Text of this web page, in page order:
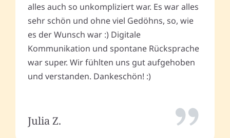
alles auch so unkompliziert war. Es war alles
sehr schön und ohne viel Gedöhns, so, wie
es der Wunsch war :) Digitale
Kommunikation und spontane Rücksprache
war super. Wir fühlten uns gut aufgehoben
und verstanden. Dankeschön! :)
Julia Z.